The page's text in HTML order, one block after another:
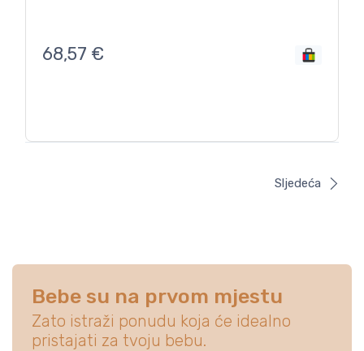
68,57 €
Sljedeća
Bebe su na prvom mjestu
Zato istraži ponudu koja će idealno
pristajati za tvoju bebu.